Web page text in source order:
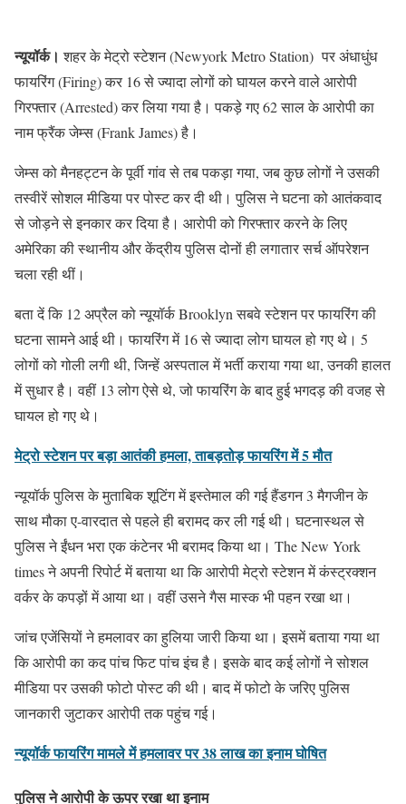
न्यूयॉर्क। शहर के मेट्रो स्टेशन (Newyork Metro Station) पर अंधाधुंध
फायरिंग (Firing) कर 16 से ज्यादा लोगों को घायल करने वाले आरोपी
गिरफ्तार (Arrested) कर लिया गया है। पकड़े गए 62 साल के आरोपी का
नाम फ्रैंक जेम्स (Frank James) है।
जेम्स को मैनहट्टन के पूर्वी गांव से तब पकड़ा गया, जब कुछ लोगों ने उसकी
तस्वीरें सोशल मीडिया पर पोस्ट कर दी थी। पुलिस ने घटना को आतंकवाद
से जोड़ने से इनकार कर दिया है। आरोपी को गिरफ्तार करने के लिए
अमेरिका की स्थानीय और केंद्रीय पुलिस दोनों ही लगातार सर्च ऑपरेशन
चला रही थीं।
बता दें कि 12 अप्रैल को न्यूयॉर्क Brooklyn सबवे स्टेशन पर फायरिंग की
घटना सामने आई थी। फायरिंग में 16 से ज्यादा लोग घायल हो गए थे। 5
लोगों को गोली लगी थी, जिन्हें अस्पताल में भर्ती कराया गया था, उनकी हालत
में सुधार है। वहीं 13 लोग ऐसे थे, जो फायरिंग के बाद हुई भगदड़ की वजह से
घायल हो गए थे।
मेट्रो स्टेशन पर बड़ा आतंकी हमला, ताबड़तोड़ फायरिंग में 5 मौत
न्यूयॉर्क पुलिस के मुताबिक शूटिंग में इस्तेमाल की गई हैंडगन 3 मैगजीन के
साथ मौका ए-वारदात से पहले ही बरामद कर ली गई थी। घटनास्थल से
पुलिस ने ईंधन भरा एक कंटेनर भी बरामद किया था। The New York
times ने अपनी रिपोर्ट में बताया था कि आरोपी मेट्रो स्टेशन में कंस्ट्रक्शन
वर्कर के कपड़ों में आया था। वहीं उसने गैस मास्क भी पहन रखा था।
जांच एजेंसियों ने हमलावर का हुलिया जारी किया था। इसमें बताया गया था
कि आरोपी का कद पांच फिट पांच इंच है। इसके बाद कई लोगों ने सोशल
मीडिया पर उसकी फोटो पोस्ट की थी। बाद में फोटो के जरिए पुलिस
जानकारी जुटाकर आरोपी तक पहुंच गई।
न्यूयॉर्क फायरिंग मामले में हमलावर पर 38 लाख का इनाम घोषित
पुलिस ने आरोपी के ऊपर रखा था इनाम